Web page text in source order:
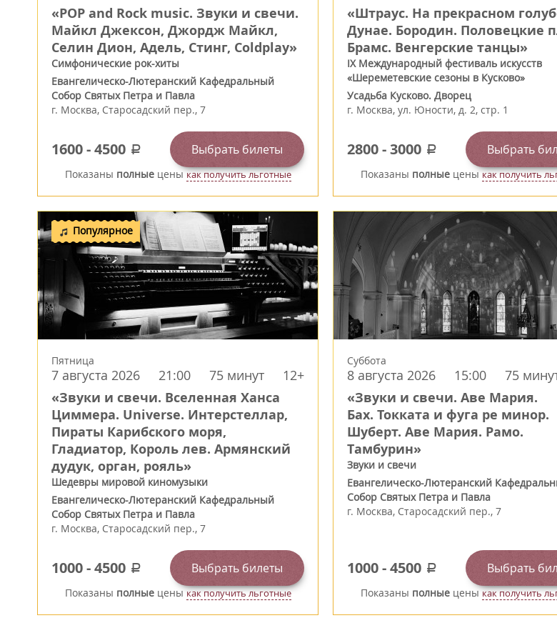
«POP and Rock music. Звуки и свечи.
Майкл Джексон, Джордж Майкл,
Селин Дион, Адель, Стинг, Coldplay»
Симфонические рок-хиты
Евангелическо-Лютеранский Кафедральный
Собор Святых Петра и Павла
г. Москва, Старосадский пер., 7
1600-4500 a Выбрать билеты
Показаны полныеценыкак получить льготные
«Штраус. На прекрасном
Дунае. Бородин. Половецкие
Брамс. Венгерские танцы»
IX Международный фестиваль искусств
«Шереметевские сезоны в Кусково»
Усадьба Кусково. Дворец
г. Москва, ул. Юности, д. 2, стр. 1
2800-3000 a Выбрать
Показаны полныеценыкак получить
Популярное
Пятница
7 августа 2026 21:00 75 минут 12+
«Звуки и свечи. Вселенная Ханса
Циммера. Universe. Интерстеллар,
Пираты Карибского моря,
Гладиатор, Король лев. Армянский
дудук, орган, рояль»
Шедевры мировой киномузыки
Евангелическо-Лютеранский Кафедральный
Собор Святых Петра и Павла
г. Москва, Старосадский пер., 7
1000-4500 a Выбрать билеты
Показаны полныеценыкак получить льготные
Суббота
8 августа 2026 15:00 75
«Звуки и свечи. Аве Мария.
Бах. Токката и фуга ре минор.
Шуберт. Аве Мария. Рамо.
Тамбурин»
Звуки и свечи
Евангелическо-Лютеранский
Собор Святых Петра и Павла
г. Москва, Старосадский пер., 7
1000-4500 a Выбрать
Показаны полныеценыкак получить